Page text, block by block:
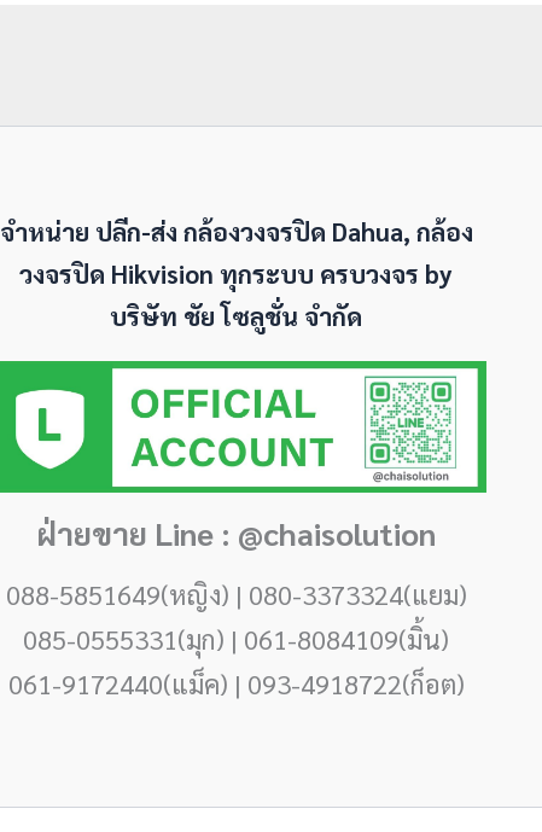
จำหน่าย ปลีก-ส่ง กล้องวงจรปิด Dahua, กล้อง
วงจรปิด Hikvision ทุกระบบ ครบวงจร by
บริษัท ชัย โซลูชั่น จำกัด
ฝ่ายขาย Line : @chaisolution
088-5851649(หญิง) | 080-3373324(แยม)
085-0555331(มุก) | 061-8084109(มิ้น)
061-9172440(แม็ค) | 093-4918722(ก็อต)